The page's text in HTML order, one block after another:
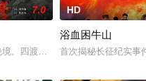
7.0
。四渡赤水堪称红军的绝地反击
HD
浴血困牛山
首次揭秘长征纪实事